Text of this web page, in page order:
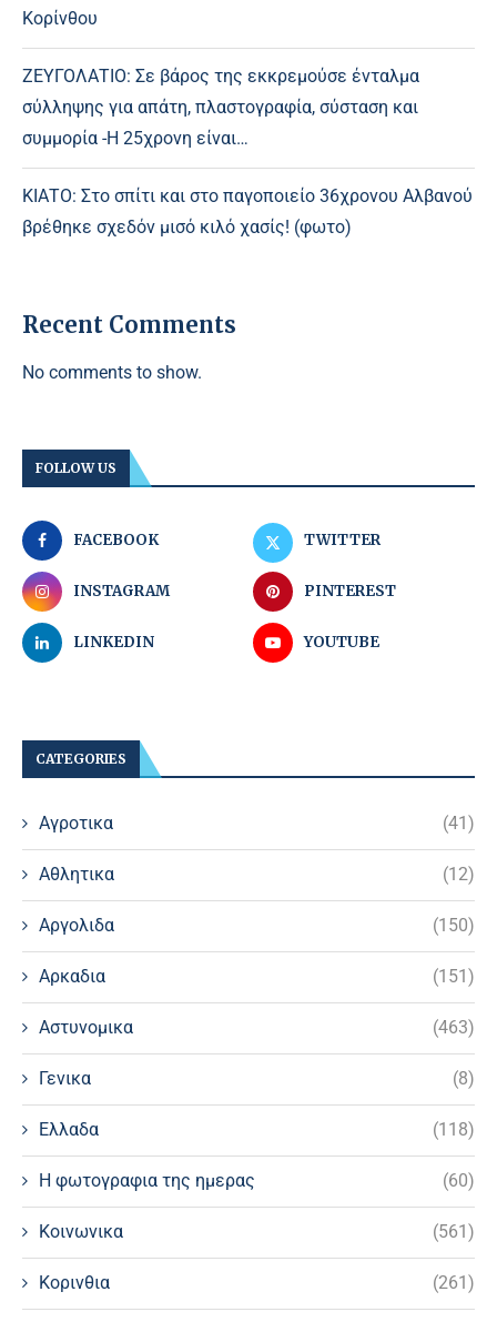
Κορίνθου
ΖΕΥΓΟΛΑΤΙΟ: Σε βάρος της εκκρεμούσε ένταλμα
σύλληψης για απάτη, πλαστογραφία, σύσταση και
συμμορία -Η 25χρονη είναι…
ΚΙΑΤΟ: Στο σπίτι και στο παγοποιείο 36χρονου Αλβανού
βρέθηκε σχεδόν μισό κιλό χασίς! (φωτο)
Recent Comments
No comments to show.
FOLLOW US
FACEBOOK TWITTER
INSTAGRAM PINTEREST
LINKEDIN YOUTUBE
CATEGORIES
Αγροτικα (41)
Αθλητικα (12)
Αργολιδα (150)
Αρκαδια (151)
Αστυνομικα (463)
Γενικα (8)
Ελλαδα (118)
Η φωτογραφια της ημερας (60)
Κοινωνικα (561)
Κορινθια (261)